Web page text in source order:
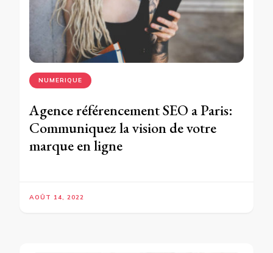
NUMERIQUE
Agence référencement SEO a Paris:
Communiquez la vision de votre
marque en ligne
AOÛT 14, 2022